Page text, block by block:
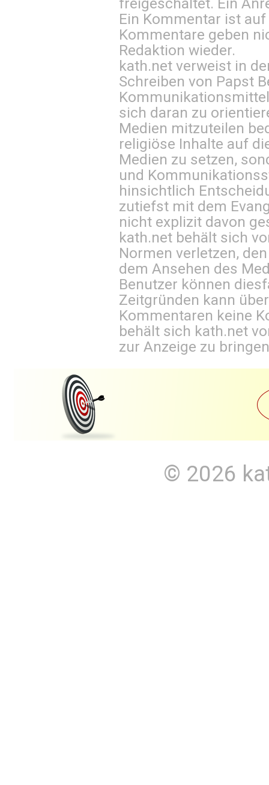
Ein Kommentar ist
Kommentare geben
Redaktion wieder.
kath.net verweist in
Schreiben von Papst
sich daran zu
Medien mitzuteilen
religiöse Inhalte auf
Medien zu setzen,
und
hinsichtlich
zutiefst mit dem
nicht explizit davon
kath.net behält sich
Normen verletzen,
dem Ansehen des
Benutzer können
Zeitgründen kann
Kommentaren keine
behält sich kath.net
zur Anzeige zu
© 2026